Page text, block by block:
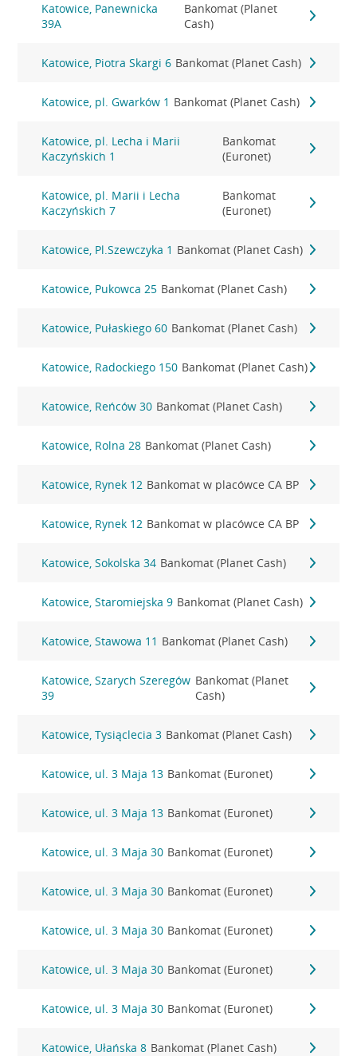
Katowice, Panewnicka
39A
Bankomat (Planet
Cash)
Katowice, Piotra Skargi 6 Bankomat (Planet Cash)
Katowice, pl. Gwarków 1 Bankomat (Planet Cash)
Katowice, pl. Lecha i Marii
Kaczyńskich 1
Bankomat
(Euronet)
Katowice, pl. Marii i Lecha
Kaczyńskich 7
Bankomat
(Euronet)
Katowice, Pl.Szewczyka 1 Bankomat (Planet Cash)
Katowice, Pukowca 25 Bankomat (Planet Cash)
Katowice, Pułaskiego 60 Bankomat (Planet Cash)
Katowice, Radockiego 150 Bankomat (Planet Cash)
Katowice, Reńców 30 Bankomat (Planet Cash)
Katowice, Rolna 28 Bankomat (Planet Cash)
Katowice, Rynek 12 Bankomat w placówce CA BP
Katowice, Rynek 12 Bankomat w placówce CA BP
Katowice, Sokolska 34 Bankomat (Planet Cash)
Katowice, Staromiejska 9 Bankomat (Planet Cash)
Katowice, Stawowa 11 Bankomat (Planet Cash)
Katowice, Szarych Szeregów
39
Bankomat (Planet
Cash)
Katowice, Tysiąclecia 3 Bankomat (Planet Cash)
Katowice, ul. 3 Maja 13 Bankomat (Euronet)
Katowice, ul. 3 Maja 13 Bankomat (Euronet)
Katowice, ul. 3 Maja 30 Bankomat (Euronet)
Katowice, ul. 3 Maja 30 Bankomat (Euronet)
Katowice, ul. 3 Maja 30 Bankomat (Euronet)
Katowice, ul. 3 Maja 30 Bankomat (Euronet)
Katowice, ul. 3 Maja 30 Bankomat (Euronet)
Katowice, Ułańska 8 Bankomat (Planet Cash)